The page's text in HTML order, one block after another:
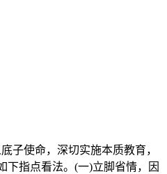
使命，深切实施本质教育，
下指点看法。(一)立脚省情，因